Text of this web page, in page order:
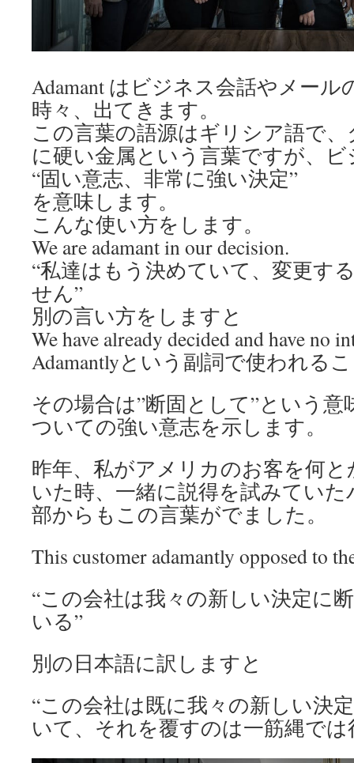
Adamant はビジネス会話やメー
時々、出てきます。
この言葉の語源はギリシア語で
に硬い金属という言葉ですが、
“固い意志、非常に強い決定”
を意味します。
こんな使い方をします。
We are adamant in our decision.
“私達はもう決めていて、変更す
せん”
別の言い方をしますと
We have already decided and have no
Adamantlyという副詞で使われる
その場合は”断固として”という
ついての強い意志を示します。
昨年、私がアメリカのお客を何
いた時、一緒に説得を試みてい
部からもこの言葉がでました。
This customer adamantly opposed to
“この会社は我々の新しい決定に
いる”
別の日本語に訳しますと
“この会社は既に我々の新しい決
いて、それを覆すのは一筋縄では